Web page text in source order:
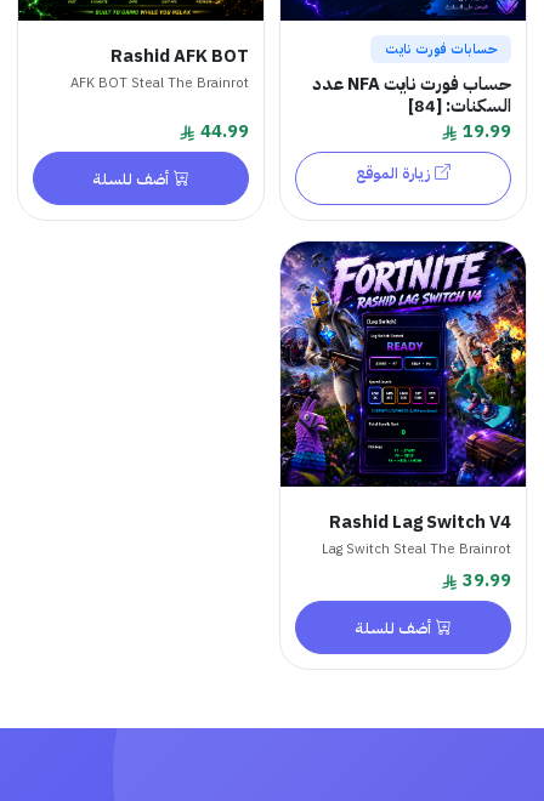
حسابات فورت نايت
حساب فورت نايت NFA عدد
السكنات: [84]
19.99
زيارة الموقع
Rashid AFK BOT
AFK BOT Steal The Brainrot
44.99
أضف للسلة
Rashid Lag Switch V4
Lag Switch Steal The Brainrot
39.99
أضف للسلة